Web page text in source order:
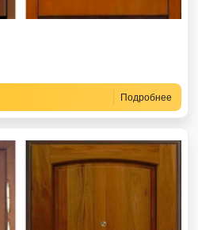
Подробнее